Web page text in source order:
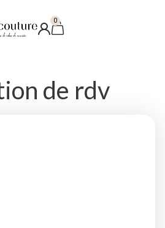
0
de rdv